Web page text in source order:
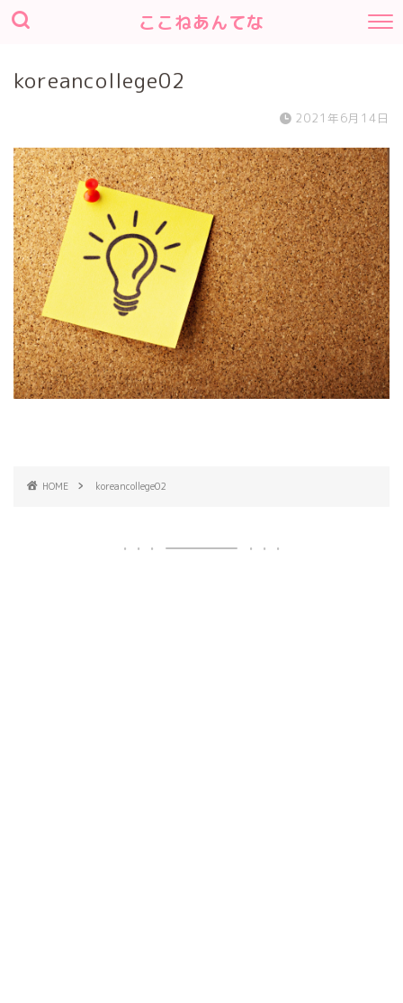
ここねあんてな
koreancollege02
2021年6月14日
HOME koreancollege02